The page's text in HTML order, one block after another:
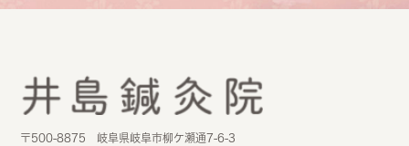
〒500-8875 岐阜県岐阜市柳ケ瀬通7-6-3